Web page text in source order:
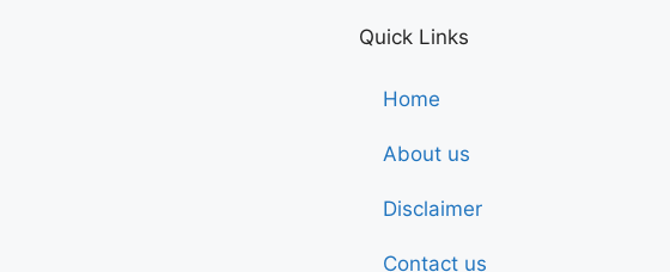
Quick Links
Home
About us
Disclaimer
Contact us